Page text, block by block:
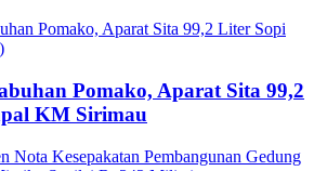
Pomako, Aparat Sita 99,2
KM Sirimau